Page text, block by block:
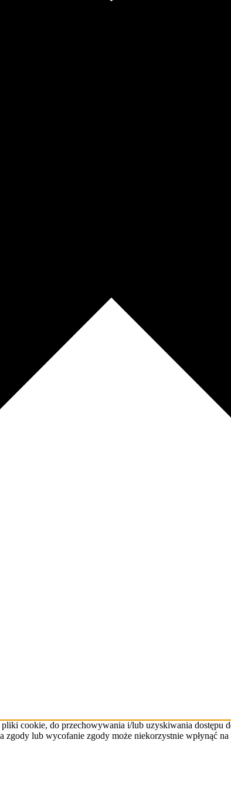
cookie, do przechowywania i/lub uzyskiwania dostępu
lub wycofanie zgody może niekorzystnie wpłynąć